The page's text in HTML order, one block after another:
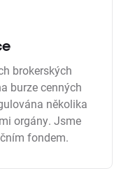
brokerských
burze cenných
několika
orgány. Jsme
fondem.